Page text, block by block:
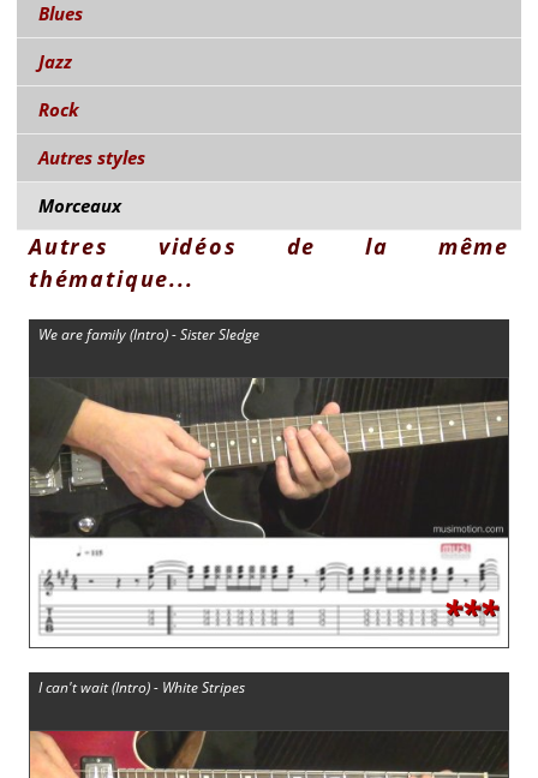
Blues
Jazz
Rock
Autres styles
Morceaux
Autres vidéos de la même
thématique...
We are family (Intro) - Sister Sledge
***
I can't wait (Intro) - White Stripes